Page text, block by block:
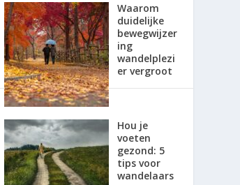
Waarom
duidelijke
bewegwijzer
ing
wandelplezi
er vergroot
Hou je
voeten
gezond: 5
tips voor
wandelaars